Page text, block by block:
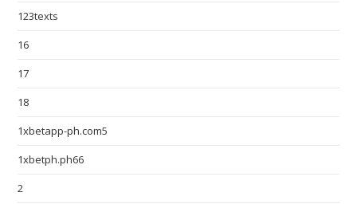
123texts
16
17
18
1xbetapp-ph.com5
1xbetph.ph66
2